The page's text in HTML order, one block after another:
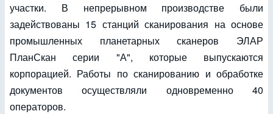
участки. В непрерывном производстве были
задействованы 15 станций сканирования на основе
промышленных планетарных сканеров ЭЛАР
ПланСкан серии "А", которые выпускаются
корпорацией. Работы по сканированию и обработке
документов осуществляли одновременно 40
операторов.